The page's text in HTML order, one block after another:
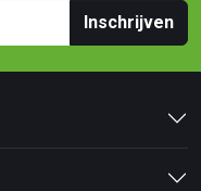
Inschrijven